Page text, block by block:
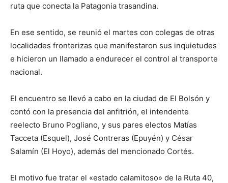
ruta que conecta la Patagonia trasandina.
En ese sentido, se reunió el martes con colegas de otras
localidades fronterizas que manifestaron sus inquietudes
e hicieron un llamado a endurecer el control al transporte
nacional.
El encuentro se llevó a cabo en la ciudad de El Bolsón y
contó con la presencia del anfitrión, el intendente
reelecto Bruno Pogliano, y sus pares electos Matías
Tacceta (Esquel), José Contreras (Epuyén) y César
Salamín (El Hoyo), además del mencionado Cortés.
El motivo fue tratar el «estado calamitoso» de la Ruta 40,